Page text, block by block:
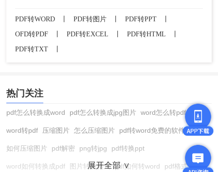
PDF转WORD PDF转图片 PDF转PPT
OFD转PDF
PDF转EXCEL PDF转HTML
PDF转TXT
热门关注
pdf怎么转换成word pdf怎么转换成jpg图片 word怎么转pdf
word转pdf 压缩图片 怎么压缩图片 pdf转word免费的软件
如何压缩图片 pdf解密 png转jpg pdf转换ppt
word如何转换成pdf 图片转换格式 pdf如何转word pdf格式转换
展开全部 ∨